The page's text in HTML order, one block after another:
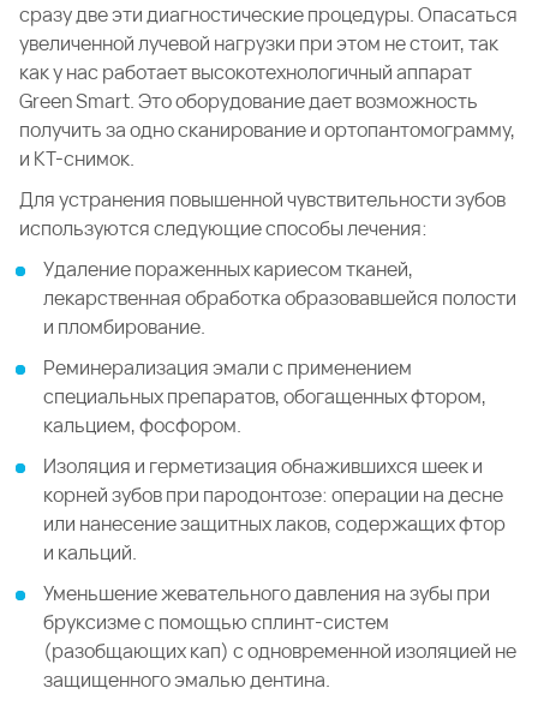
сразу две эти диагностические процедуры. Опасаться
увеличенной лучевой нагрузки при этом не стоит, так
как у нас работает высокотехнологичный аппарат
Green Smart. Это оборудование дает возможность
получить за одно сканирование и ортопантомограмму,
и КТ-снимок.
Для устранения повышенной чувствительности зубов
используются следующие способы лечения:
Удаление пораженных кариесом тканей,
лекарственная обработка образовавшейся полости
и пломбирование.
Реминерализация эмали с применением
специальных препаратов, обогащенных фтором,
кальцием, фосфором.
Изоляция и герметизация обнажившихся шеек и
корней зубов при пародонтозе: операции на десне
или нанесение защитных лаков, содержащих фтор
и кальций.
Уменьшение жевательного давления на зубы при
бруксизме с помощью сплинт-систем
(разобщающих кап) с одновременной изоляцией не
защищенного эмалью дентина.